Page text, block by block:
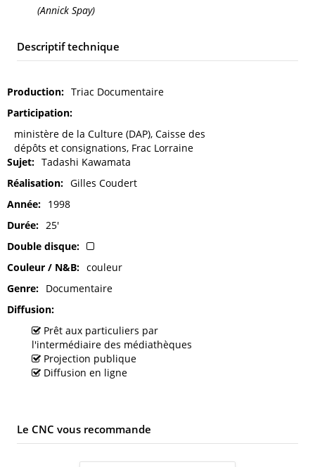
(Annick Spay)
Descriptif technique
Production
Triac Documentaire
Participation
ministère de la Culture (DAP), Caisse des
dépôts et consignations, Frac Lorraine
Sujet
Tadashi Kawamata
Réalisation
Gilles Coudert
Année
1998
Durée
25'
Double disque
Couleur / N&B
couleur
Genre
Documentaire
Diffusion
Prêt aux particuliers par
l'intermédiaire des médiathèques
Projection publique
Diffusion en ligne
Le CNC vous recommande